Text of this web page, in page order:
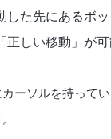
した先にあるボッ
正しい移動」が可
ーソルを持って